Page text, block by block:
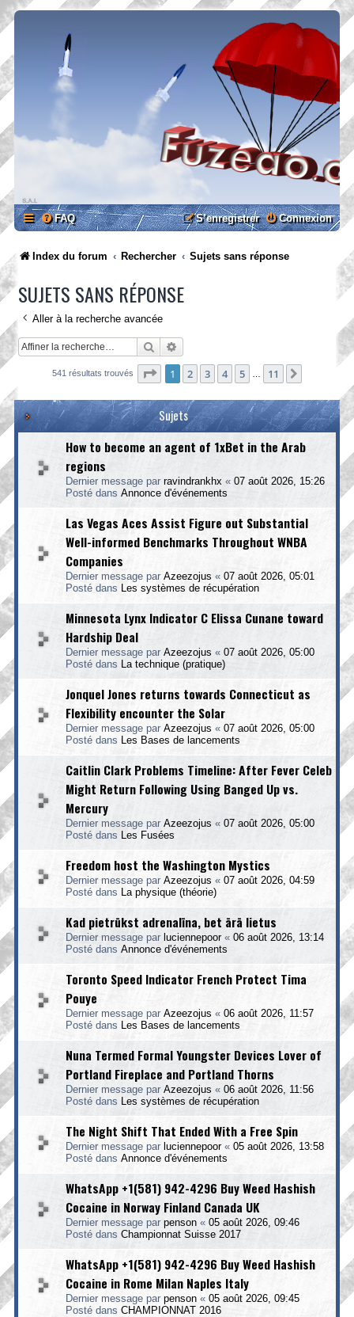
FAQ Connexion
S’enregistrer
Index du forum Rechercher Sujets sans réponse
SUJETS SANS RÉPONSE
Aller à la recherche avancée
Rechercher
541 résultats trouvés Page 1sur11
1 2 3 4 5 11
Sujets
How to become an agent of 1xBet in the Arab
regions
Dernier message par ravindrankhx « 07 août 2026, 15:26
Posté dans Annonce d'événements
Las Vegas Aces Assist Figure out Substantial
Well-informed Benchmarks Throughout WNBA
Companies
Dernier message par Azeezojus « 07 août 2026, 05:01
Posté dans
Les systèmes de récupération
Minnesota Lynx Indicator C Elissa Cunane toward
Hardship Deal
Dernier message par Azeezojus « 07 août 2026, 05:00
Posté dans
La technique (pratique)
Jonquel Jones returns towards Connecticut as
Flexibility encounter the Solar
Dernier message par Azeezojus « 07 août 2026, 05:00
Posté dans
Les Bases de lancements
Caitlin Clark Problems Timeline: After Fever Celeb
Might Return Following Using Banged Up vs.
Mercury
Dernier message par Azeezojus « 07 août 2026, 05:00
Posté dans
Les Fusées
Freedom host the Washington Mystics
Dernier message par Azeezojus « 07 août 2026, 04:59
Posté dans
La physique (théorie)
Kad pietrūkst adrenalīna, bet ārā lietus
Dernier message par luciennepoor « 06 août 2026, 13:14
Posté dans Annonce d'événements
Toronto Speed Indicator French Protect Tima
Pouye
Dernier message par Azeezojus « 06 août 2026, 11:57
Posté dans
Les Bases de lancements
Nuna Termed Formal Youngster Devices Lover of
Portland Fireplace and Portland Thorns
Dernier message par Azeezojus « 06 août 2026, 11:56
Posté dans
Les systèmes de récupération
The Night Shift That Ended With a Free Spin
Dernier message par luciennepoor« 05 août 2026, 13:58
Posté dans Annonce d'événements
WhatsApp +1(581) 942-4296 Buy Weed Hashish
Cocaine in Norway Finland Canada UK
Dernier message par penson « 05 août 2026, 09:46
Posté dans Championnat Suisse 2017
WhatsApp +1(581) 942-4296 Buy Weed Hashish
Cocaine in Rome Milan Naples Italy
Dernier message par penson « 05 août 2026, 09:45
Posté dans CHAMPIONNAT 2016